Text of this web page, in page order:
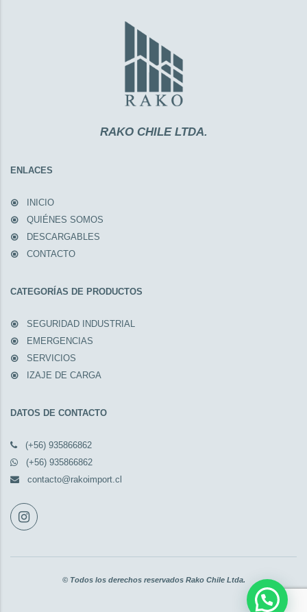
RAKO CHILE LTDA.
ENLACES
INICIO
QUIÉNES SOMOS
DESCARGABLES
CONTACTO
CATEGORÍAS DE PRODUCTOS
SEGURIDAD INDUSTRIAL
EMERGENCIAS
SERVICIOS
IZAJE DE CARGA
DATOS DE CONTACTO
(+56) 935866862
(+56) 935866862
contacto@rakoimport.cl
© Todos los derechos reservados Rako Chile Ltda.